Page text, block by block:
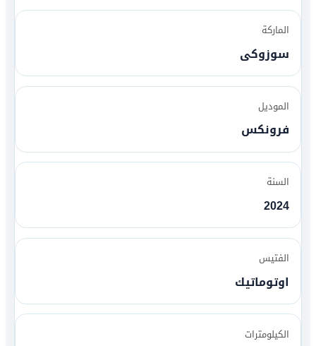
الماركة
سوزوكى
الموديل
فرونكس
السنة
2024
الفتيس
اوتوماتيك
الكيلومترات